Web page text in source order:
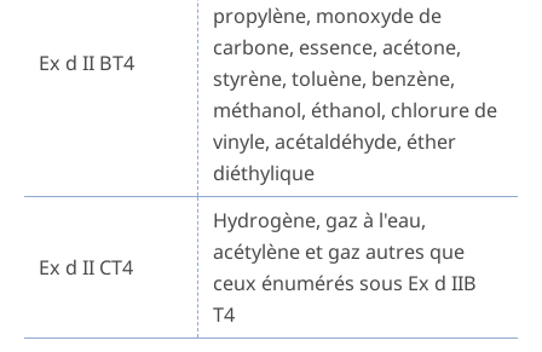
Ex d II BT4
propylène, monoxyde de
carbone, essence, acétone,
styrène, toluène, benzène,
méthanol, éthanol, chlorure de
vinyle, acétaldéhyde, éther
diéthylique
Ex d II CT4
Hydrogène, gaz à l'eau,
acétylène et gaz autres que
ceux énumérés sous Ex d IIB
T4